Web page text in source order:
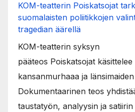
KOM-teatterin Poiskatsojat
suomalaisten poliitikkojen
tragedian äärellä
KOM-teatterin syksyn
pääteos Poiskatsojat käsittelee
kansanmurhaaa ja
Dokumentaarinen teos
taustatyön, analyysin ja